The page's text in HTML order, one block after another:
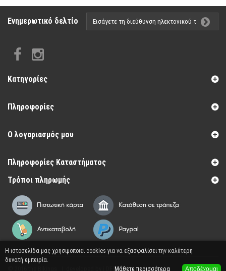
Ενημερωτικό δελτίο
Κατηγορίες
Πληροφορίες
i DESIGN
Ο λογαριασμός μου
Πληροφορίες Καταστήματος
Τρόποι πληρωμής
Η ιστοσελίδα μας χρησιμοποιεί cookies για να εξασφαλίσει την καλύτερη
δυνατή εμπειρία.
Μάθετε περισσότερα
Αποδέχομαι